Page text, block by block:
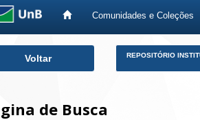
Comunidades e Coleções
Voltar REPOSITÓRIO
de Busca